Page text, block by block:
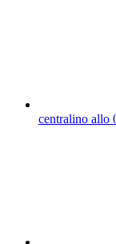
centralino allo